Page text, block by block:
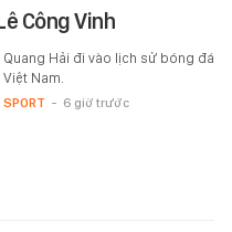
Công Vinh
Quang Hải đi vào lịch sử bóng đá
Việt Nam.
SPORT - 6 giờ trước